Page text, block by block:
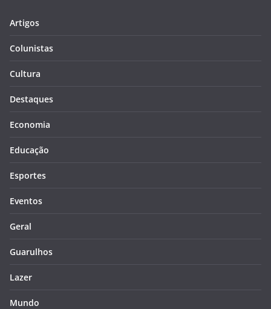
Artigos
Colunistas
Cultura
Destaques
Economia
Educação
Esportes
Eventos
Geral
Guarulhos
Lazer
Mundo